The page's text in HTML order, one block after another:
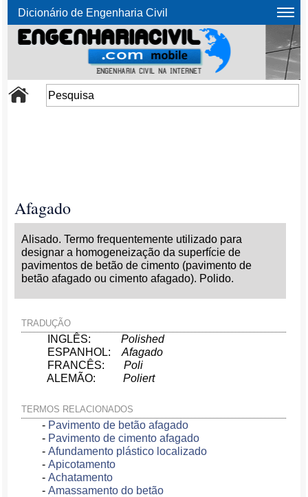
Dicionário de Engenharia Civil
Afagado
Alisado. Termo frequentemente utilizado para
designar a homogeneização da superfície de
pavimentos de betão de cimento (pavimento de
betão afagado ou cimento afagado). Polido.
TRADUÇÃO
INGLÊS:Polished
ESPANHOL:Afagado
FRANCÊS:Poli
ALEMÃO:Poliert
TERMOS RELACIONADOS
- Pavimento de betão afagado
- Pavimento de cimento afagado
-Afundamento plástico localizado
-Apicotamento
-Achatamento
-Amassamento do betão